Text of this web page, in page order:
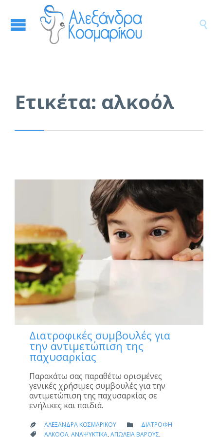

Ετικέτα: αλκοόλ
Διατροφικές συμβουλές για
την αντιμετώπιση της
παχυσαρκίας
Παρακάτω σας παραθέτω ορισμένες
γενικές χρήσιμες συμβουλές για την
αντιμετώπιση της παχυσαρκίας σε
ενήλικες και παιδιά.
 ΑΛΕΞΆΝΔΡΑ ΚΟΣΜΑΡΊΚΟΥ  CATEGORY
ΔΙΑΤΡΟΦΉ
 CATEGORY
ΑΛΚΟΌΛ, ΑΝΑΨΥΚΤΙΚΆ, ΑΠΏΛΕΙΑ ΒΆΡΟΥΣ,